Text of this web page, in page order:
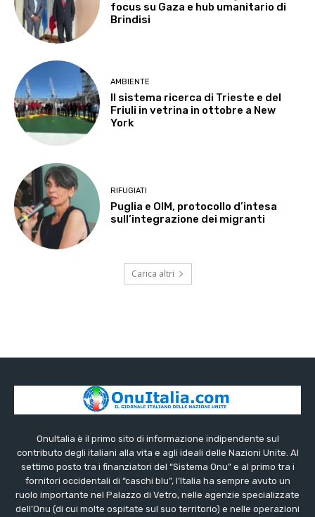
focus su Gaza e hub umanitario di
Brindisi
AMBIENTE
Il sistema ricerca di Trieste e del
Friuli in vetrina in ottobre a New
York
RIFUGIATI
Puglia e OIM, protocollo d’intesa
sull’integrazione dei migranti
Carica altri
OnuItalia è il primo sito di informazione indipendente sul
contributo degli italiani alla vita e agli ideali delle Nazioni Unite. Al
settimo posto tra i finanziatori del “Sistema Onu” e al primo tra i
fornitori occidentali di “caschi blu”, l’Italia ha sempre avuto un
ruolo importante nel Palazzo di Vetro, nelle agenzie specializzate
dell’Onu (di cui molte ospitate sul suo territorio) e nelle operazioni